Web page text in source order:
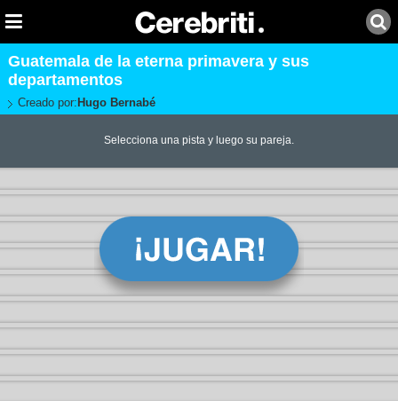
Guatemala de la eterna primavera y sus
departamentos
Creado por: Hugo Bernabé
Selecciona una pista y luego su pareja.